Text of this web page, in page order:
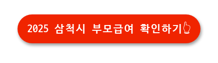
2025 삼척시 부모급여 확인하기👆